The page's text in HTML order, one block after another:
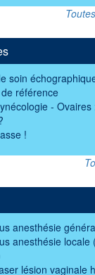
soin
de référence
-
!
anesthésie
anesthésie locale
lésion vaginale